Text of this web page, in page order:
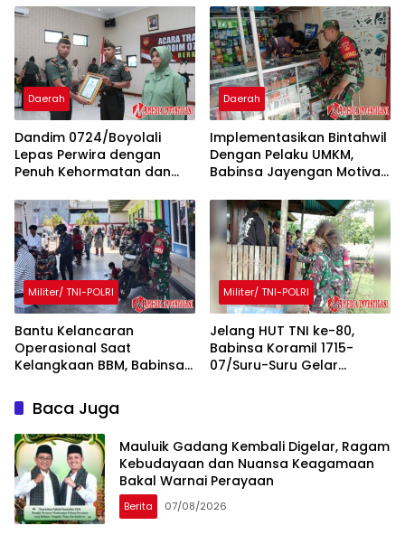
Botol Miras
Pisangan Baru
Daerah
Dandim 0724/Boyolali
Lepas Perwira dengan
Penuh Kehormatan dan
Daerah
Implementasikan Bintahwil
Dengan Pelaku UMKM,
Babinsa Jayengan Motivasi
Militer/ TNI-POLRI
Bantu Kelancaran
Operasional Saat
Kelangkaan BBM, Babinsa
Bantu Tertibkan Antrian di
SPBU
Militer/ TNI-POLRI
Jelang HUT TNI ke-80,
Babinsa Koramil 1715-
07/Suru-Suru Gelar
Baca Juga
Mauluik Gadang Kembali Digelar, Ragam
Kebudayaan dan Nuansa Keagamaan
Bakal Warnai Perayaan
Berita 07/08/2026